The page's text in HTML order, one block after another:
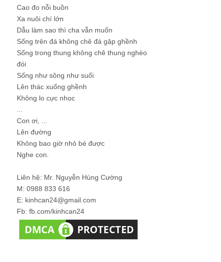
Cao đo nỗi buồn
Xa nuôi chí lớn
Dẫu làm sao thì cha vẫn muốn
Sống trên đá không chê đá gập ghềnh
Sống trong thung không chê thung nghèo
đói
Sống như sông như suối
Lên thác xuống ghềnh
Không lo cực nhọc
...
Con ơi, ...
Lên đường
Không bao giờ nhỏ bé được
Nghe con.
Liên hệ: Mr. Nguyễn Hùng Cường
M: 0988 833 616
E: kinhcan24@gmail.com
Fb: fb.com/kinhcan24